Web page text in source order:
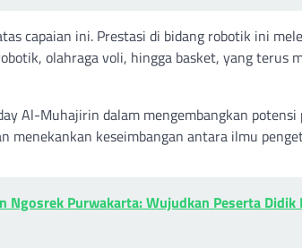
capaian ini. Prestasi di bidang robotik ini
olahraga voli, hingga basket, yang terus
Al-Muhajirin dalam mengembangkan potensi
menekankan keseimbangan antara ilmu
Ngosrek Purwakarta: Wujudkan Peserta Didik